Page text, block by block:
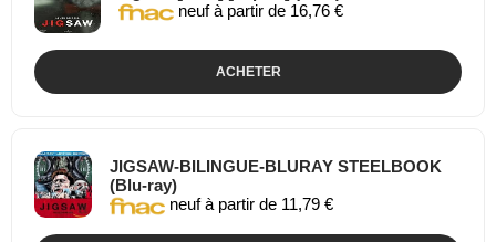
neuf à partir de 16,76 €
ACHETER
JIGSAW-BILINGUE-BLURAY STEELBOOK
(Blu-ray)
neuf à partir de 11,79 €